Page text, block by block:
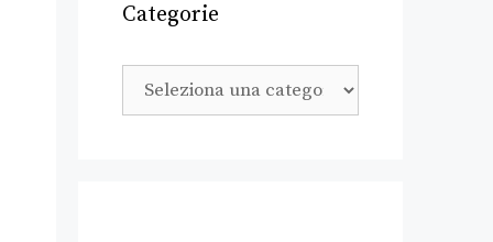
Categorie